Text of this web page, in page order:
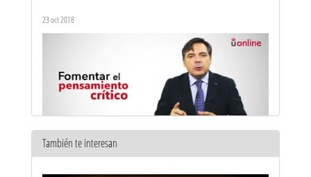
23 oct 2018
También te interesan